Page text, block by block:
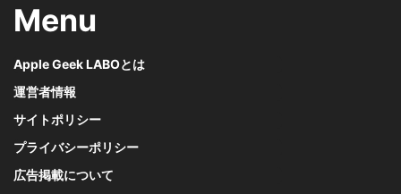
Menu
Apple Geek LABOとは
運営者情報
サイトポリシー
プライバシーポリシー
広告掲載について